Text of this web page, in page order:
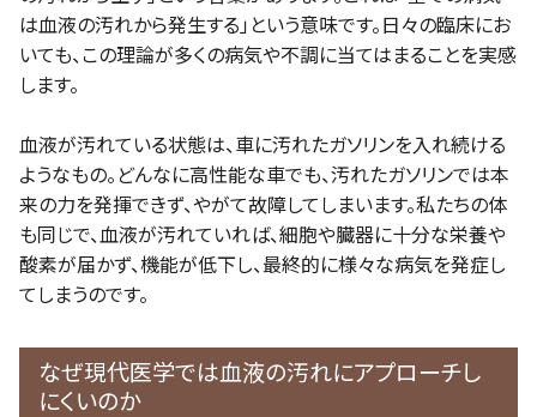
は血液の汚れから発生する」という意味です。日々の臨床にお
いても、この理論が多くの病気や不調に当てはまることを実感
します。
血液が汚れている状態は、車に汚れたガソリンを入れ続ける
ようなもの。どんなに高性能な車でも、汚れたガソリンでは本
来の力を発揮できず、やがて故障してしまいます。私たちの体
も同じで、血液が汚れていれば、細胞や臓器に十分な栄養や
酸素が届かず、機能が低下し、最終的に様々な病気を発症し
てしまうのです。
なぜ現代医学では血液の汚れにアプローチし
にくいのか